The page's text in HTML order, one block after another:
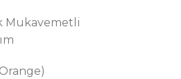
Mukavemetli